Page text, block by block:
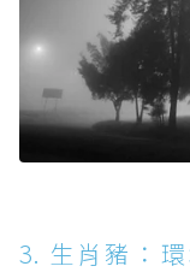
3. 生肖豬：